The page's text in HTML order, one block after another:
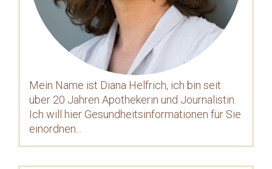
Mein Name ist Diana Helfrich, ich bin seit
über 20 Jahren Apothekerin und Journalistin.
Ich will hier Gesundheitsinformationen für Sie
einordnen...